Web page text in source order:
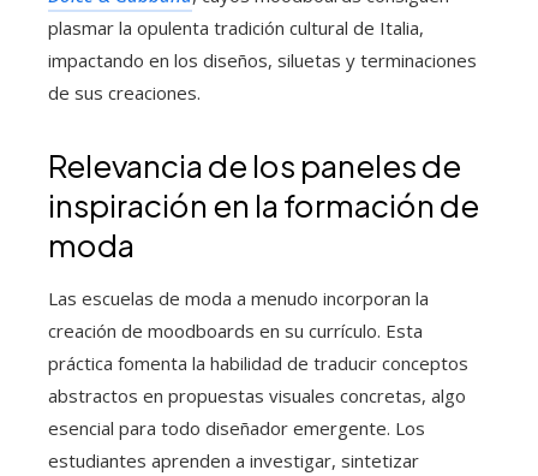
plasmar la opulenta tradición cultural de Italia,
impactando en los diseños, siluetas y terminaciones
de sus creaciones.
Relevancia de los paneles de
inspiración en la formación de
moda
Las escuelas de moda a menudo incorporan la
creación de moodboards en su currículo. Esta
práctica fomenta la habilidad de traducir conceptos
abstractos en propuestas visuales concretas, algo
esencial para todo diseñador emergente. Los
estudiantes aprenden a investigar, sintetizar